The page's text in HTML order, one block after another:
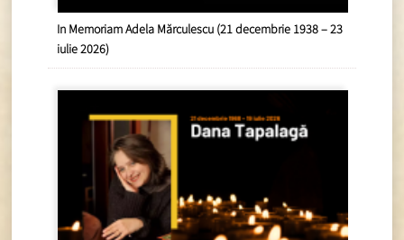
In Memoriam Adela Mărculescu (21 decembrie 1938 – 23
iulie 2026)